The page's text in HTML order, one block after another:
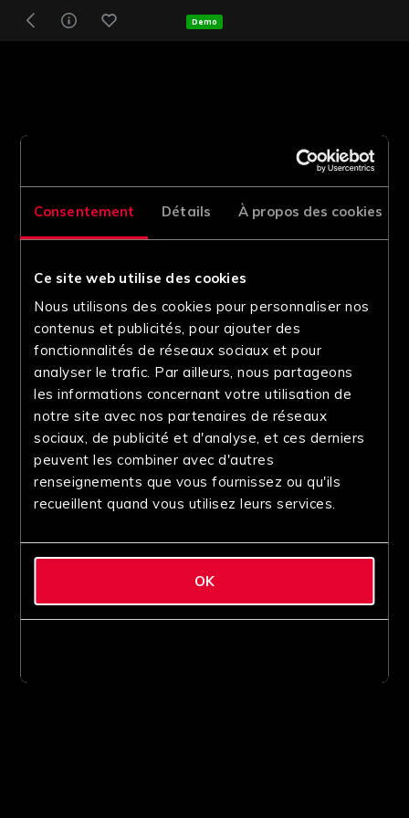
Consentement Détails À propos des cookies
Ce site web utilise des cookies
Nous utilisons des cookies pour personnaliser nos
contenus et publicités, pour ajouter des
fonctionnalités de réseaux sociaux et pour
analyser le trafic. Par ailleurs, nous partageons
les informations concernant votre utilisation de
notre site avec nos partenaires de réseaux
sociaux, de publicité et d'analyse, et ces derniers
peuvent les combiner avec d'autres
renseignements que vous fournissez ou qu'ils
recueillent quand vous utilisez leurs services.
OK
Demo